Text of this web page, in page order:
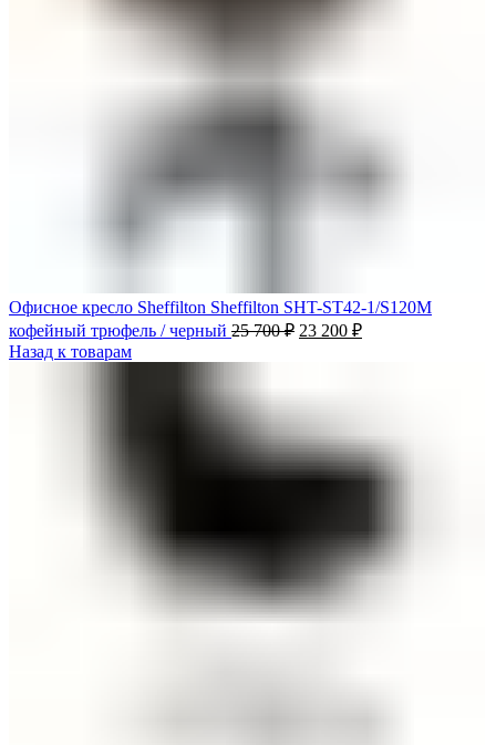
Офисное кресло Sheffilton Sheffilton SHT-ST42-1/S120M
кофейный трюфель / черный 25 700₽ 23 200 ₽
Назад к товарам